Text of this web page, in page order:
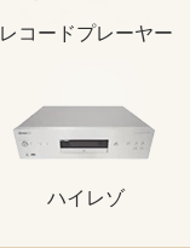
レコードプレーヤー
ハイレゾ